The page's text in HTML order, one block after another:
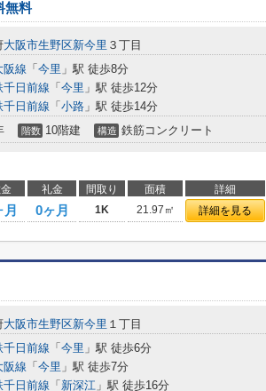
無料
大阪市生野区新今里 ３丁目
阪線 「 今里 」駅 徒歩8分
千日前線 「 今里 」駅 徒歩12分
千日前線 「 小路 」駅 徒歩14分
階数 10階建 構造 鉄筋コンクリート
礼金 間取り 面積 詳細
0ヶ月 1K 21.97㎡ 詳細を見る
大阪市生野区新今里 １丁目
千日前線 「 今里 」駅 徒歩6分
阪線 「 今里 」駅 徒歩7分
千日前線 「 新深江 」駅 徒歩16分